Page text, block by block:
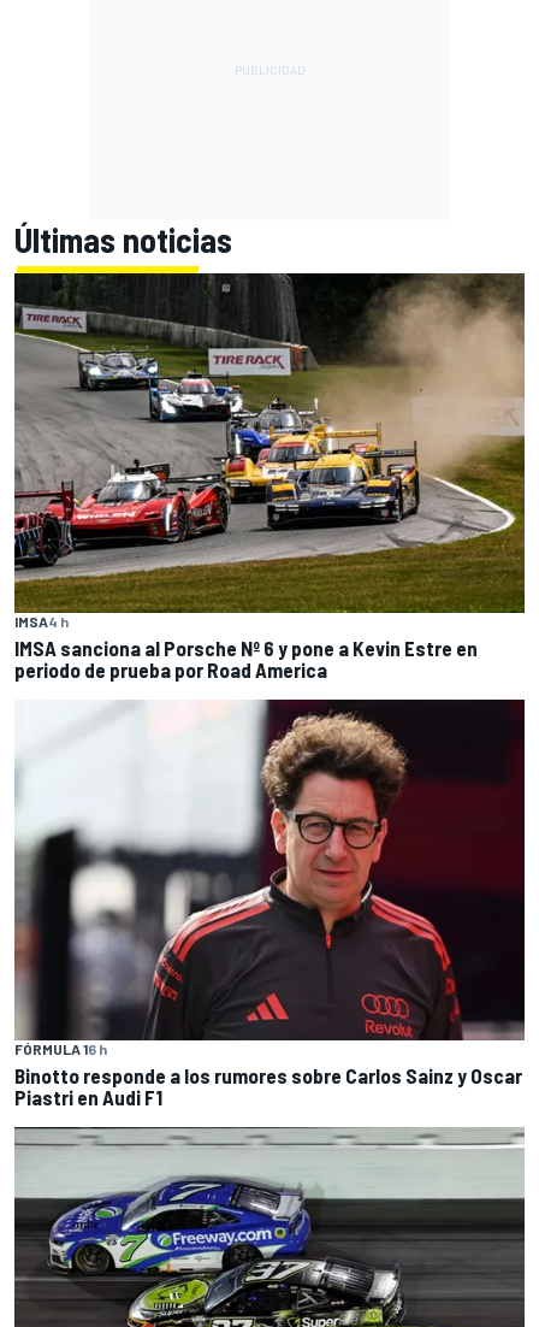
Últimas noticias
IMSA4 h
IMSA sanciona al Porsche Nº 6 y pone a Kevin Estre en
periodo de prueba por Road America
FÓRMULA 16 h
Binotto responde a los rumores sobre Carlos Sainz y Oscar
Piastri en Audi F1